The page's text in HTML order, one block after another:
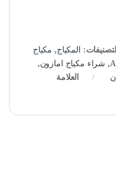
التصنيفات: المكياج, مكياج
, شراء مكياج امازون,
العلامة